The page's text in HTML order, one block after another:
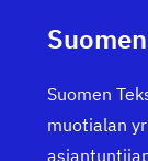
Suomen
muotialan